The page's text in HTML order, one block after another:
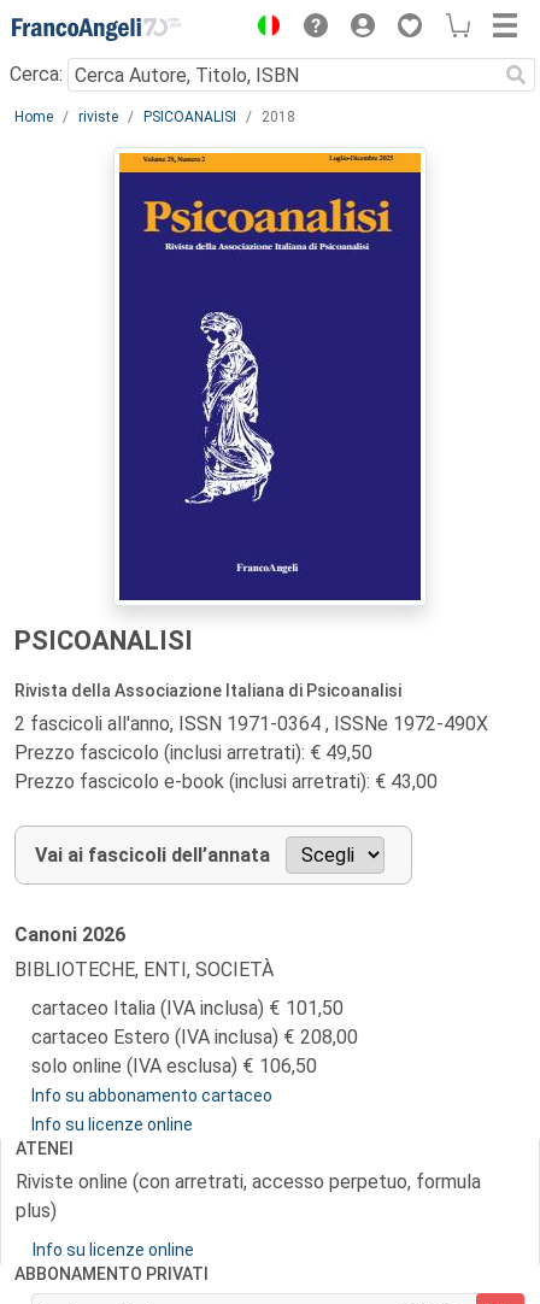
Menu
Cerca:
Main content
Home riviste PSICOANALISI 2018
PSICOANALISI
Rivista della Associazione Italiana di Psicoanalisi
2 fascicoli all'anno, ISSN 1971-0364 , ISSNe 1972-490X
Prezzo fascicolo (inclusi arretrati): € 49,50
Prezzo fascicolo e-book (inclusi arretrati): € 43,00
Vai ai fascicoli dell’annata
Canoni 2026
BIBLIOTECHE, ENTI, SOCIETÀ
cartaceo Italia (IVA inclusa)
101,50
cartaceo Estero (IVA inclusa)
208,00
solo online (IVA esclusa)
106,50
Info su abbonamento cartaceo
Info su licenze online
ATENEI
Riviste online (con arretrati, accesso perpetuo, formula
plus)
Info su licenze online
ABBONAMENTO PRIVATI